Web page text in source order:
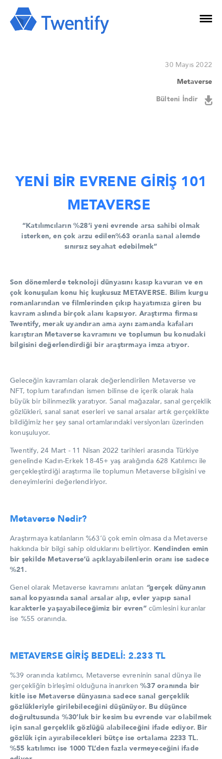
30 Mayıs 2022
Metaverse
Bülteni İndir
YENİ BİR EVRENE GİRİŞ 101
METAVERSE
“Katılımcıların %28’i yeni evrende arsa sahibi olmak
isterken, en çok arzu edilen%63 oranla sanal alemde
sınırsız seyahat edebilmek”
Son dönemlerde teknoloji dünyasını kasıp kavuran ve en
çok konuşulan konu hiç kuşkusuz METAVERSE. Bilim kurgu
romanlarından ve filmlerinden çıkıp hayatımıza giren bu
kavram aslında birçok alanı kapsıyor. Araştırma firması
Twentify, merak uyandıran ama aynı zamanda kafaları
karıştıran Metaverse kavramını ve toplumun bu konudaki
bilgisini değerlendirdiği bir araştırmaya imza atıyor.
Geleceğin kavramları olarak değerlendirilen Metaverse ve
NFT, toplum tarafından ismen bilinse de içerik olarak hala
büyük bir bilinmezlik yaratıyor. Sanal mağazalar, sanal gerçeklik
gözlükleri, sanal sanat eserleri ve sanal arsalar artık gerçeklikte
bildiğimiz her şey sanal ortamlarındaki versiyonları üzerinden
konuşuluyor.
Twentify, 24 Mart - 11 Nisan 2022 tarihleri arasında Türkiye
genelinde Kadın-Erkek 18-45+ yaş aralığında 628 Katılımcı ile
gerçekleştirdiği araştırma ile toplumun Metaverse bilgisini ve
deneyimlerini değerlendiriyor.
Metaverse Nedir?
Araştırmaya katılanların %63’ü çok emin olmasa da Metaverse
hakkında bir bilgi sahip olduklarını belirtiyor. Kendinden emin
bir şekilde Metaverse’ü açıklayabilenlerin oranı ise sadece
%21.
Genel olarak Metaverse kavramını anlatan “gerçek dünyanın
sanal kopyasında sanal arsalar alıp, evler yapıp sanal
karakterle yaşayabileceğimiz bir evren”cümlesini kuranlar
ise %55 oranında.
METAVERSE GİRİŞ BEDELİ: 2.233 TL
%39 oranında katılımcı, Metaverse evreninin sanal dünya ile
gerçekliğin birleşimi olduğuna inanırken%37 oranında bir
kitle ise Metaverse dünyasına sadece sanal gerçeklik
gözlükleriyle girilebileceğini düşünüyor. Bu düşünce
doğrultusunda %30’luk bir kesim bu evrende var olabilmek
için sanal gerçeklik gözlüğü alabileceğini ifade ediyor. Bir
gözlük için ayırabilecekleri bütçe ise ortalama 2233 TL.
%55 katılımcı ise 1000 TL’den fazla vermeyeceğini ifade